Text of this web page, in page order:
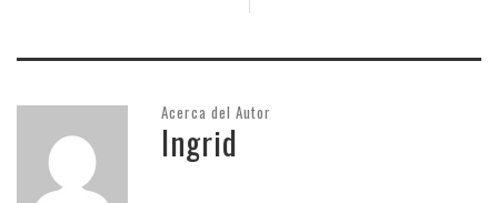
Acerca del Autor
Ingrid